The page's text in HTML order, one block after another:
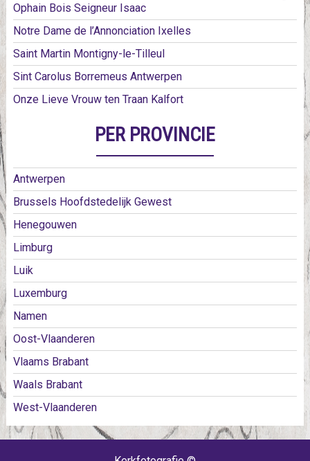
Ophain Bois Seigneur Isaac
Notre Dame de l’Annonciation Ixelles
Saint Martin Montigny-le-Tilleul
Sint Carolus Borremeus Antwerpen
Onze Lieve Vrouw ten Traan Kalfort
PER PROVINCIE
Antwerpen
Brussels Hoofdstedelijk Gewest
Henegouwen
Limburg
Luik
Luxemburg
Namen
Oost-Vlaanderen
Vlaams Brabant
Waals Brabant
West-Vlaanderen